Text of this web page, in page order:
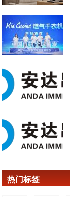
热门标签